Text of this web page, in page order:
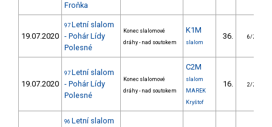
Froňka
19.07.2020
97 Letní slalom
- Pohár Lídy
Polesné
Konec slalomové
dráhy - nad soutokem
K1M
slalom
36. 6/ZS
19.07.2020
97 Letní slalom
- Pohár Lídy
Polesné
Konec slalomové
dráhy - nad soutokem
C2M
slalom
MAREK
Kryštof
16. 2/ZS
96 Letní slalom